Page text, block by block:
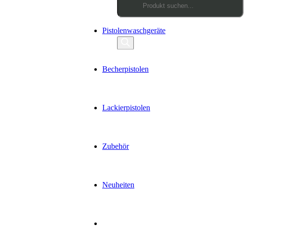
Pistolenwaschgeräte
Becherpistolen
Lackierpistolen
Zubehör
Neuheiten
Products